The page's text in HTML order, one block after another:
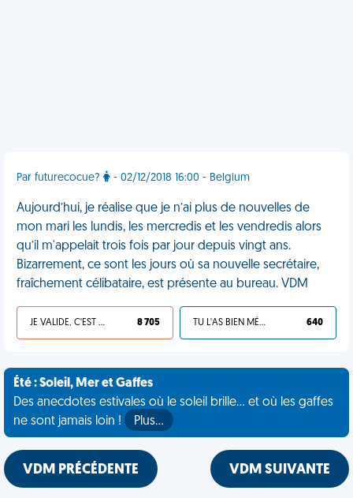
Par futurecocue? - 02/12/2018 16:00 - Belgium
Aujourd’hui, je réalise que je n’ai plus de nouvelles de
mon mari les lundis, les mercredis et les vendredis alors
qu’il m'appelait trois fois par jour depuis vingt ans.
Bizarrement, ce sont les jours où sa nouvelle secrétaire,
fraîchement célibataire, est présente au bureau. VDM
JE VALIDE, C'EST UNE VDM 8 705 TU L'AS BIEN MÉRITÉ 640
Été : Soleil, Mer et Gaffes
Des anecdotes estivales où le soleil brille... et où les gaffes
ne sont jamais loin !
Plus…
VDM PRÉCÉDENTE VDM SUIVANTE